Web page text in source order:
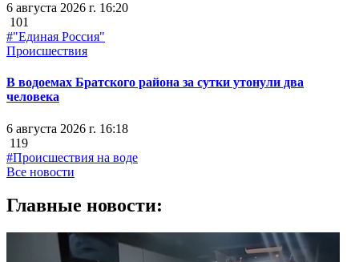
6 августа 2026 г. 16:20
101
#"Единая Россия"
Происшествия
В водоемах Братского района за сутки утонули два
человека
6 августа 2026 г. 16:18
119
#Происшествия на воде
Все новости
Главные новости: